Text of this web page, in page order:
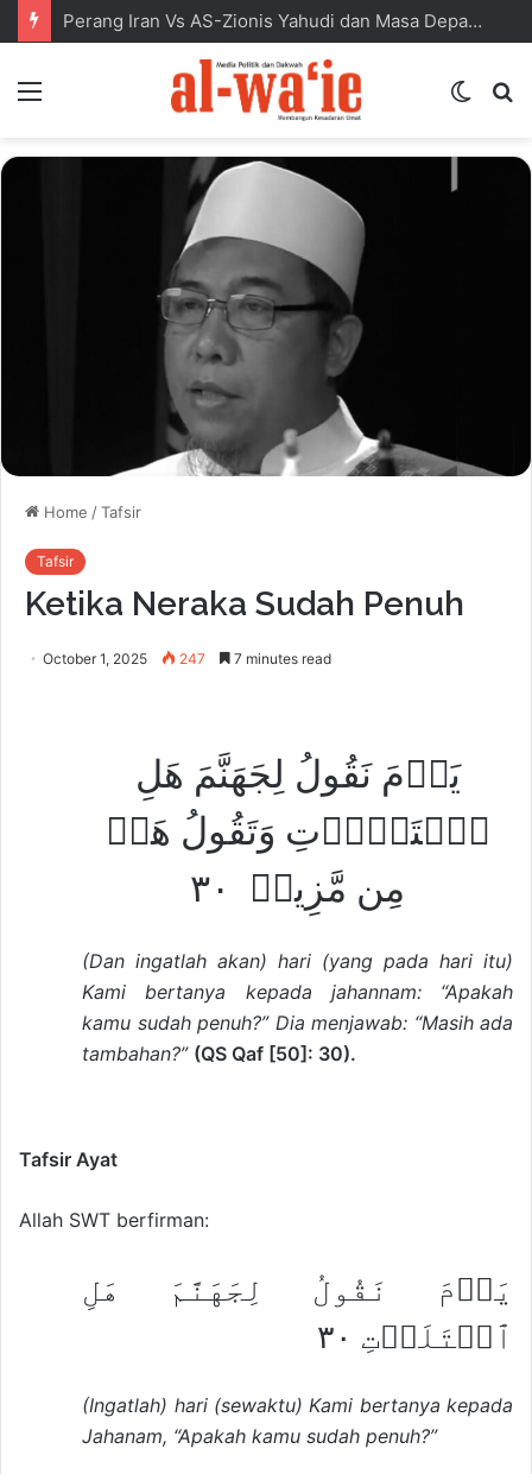
Perang Iran Vs AS-Zionis Yahudi dan Masa Depan Dunia Islam
Switch
Home /Tafsir
Tafsir
Ketika Neraka Sudah Penuh
October 1, 2025 247 7 minutes read
يَوۡمَ نَقُولُ لِجَهَنَّمَ هَلِ
ٱمۡتَلَأۡتِ وَتَقُولُ هَلۡ
مِن مَّزِيدٖ ٣٠
(Dan ingatlah akan) hari (yang pada hari itu)
Kami bertanya kepada jahannam: “Apakah
kamu sudah penuh?” Dia menjawab: “Masih ada
tambahan?” (QS Qaf [50]: 30).
Tafsir Ayat
Allah SWT berfirman:
يَوۡمَ نَقُولُ لِجَهَنَّمَ هَلِ
ٱمۡتَلَأۡتِ ٣٠
(Ingatlah) hari (sewaktu) Kami bertanya kepada
Jahanam, “Apakah kamu sudah penuh?”